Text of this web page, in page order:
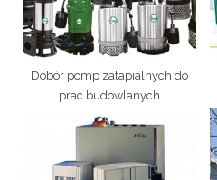
Dobór pomp zatapialnych do
prac budowlanych